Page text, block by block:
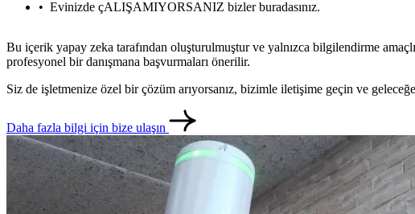
Evinizde çALIŞAMIYORSANIZ bizler buradasınız.
Bu içerik yapay zeka tarafından oluşturulmuştur ve yalnızca bilgilendirme
profesyonel bir danışmana başvurmaları önerilir.
Siz de işletmenize özel bir çözüm arıyorsanız, bizimle iletişime geçin ve
Daha fazla bilgi için bize ulaşın